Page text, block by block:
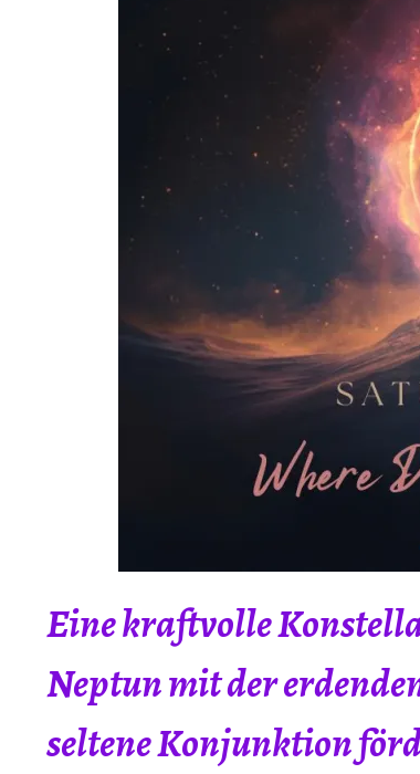
Eine kraftvolle
Neptun mit der
seltene Konjunktion